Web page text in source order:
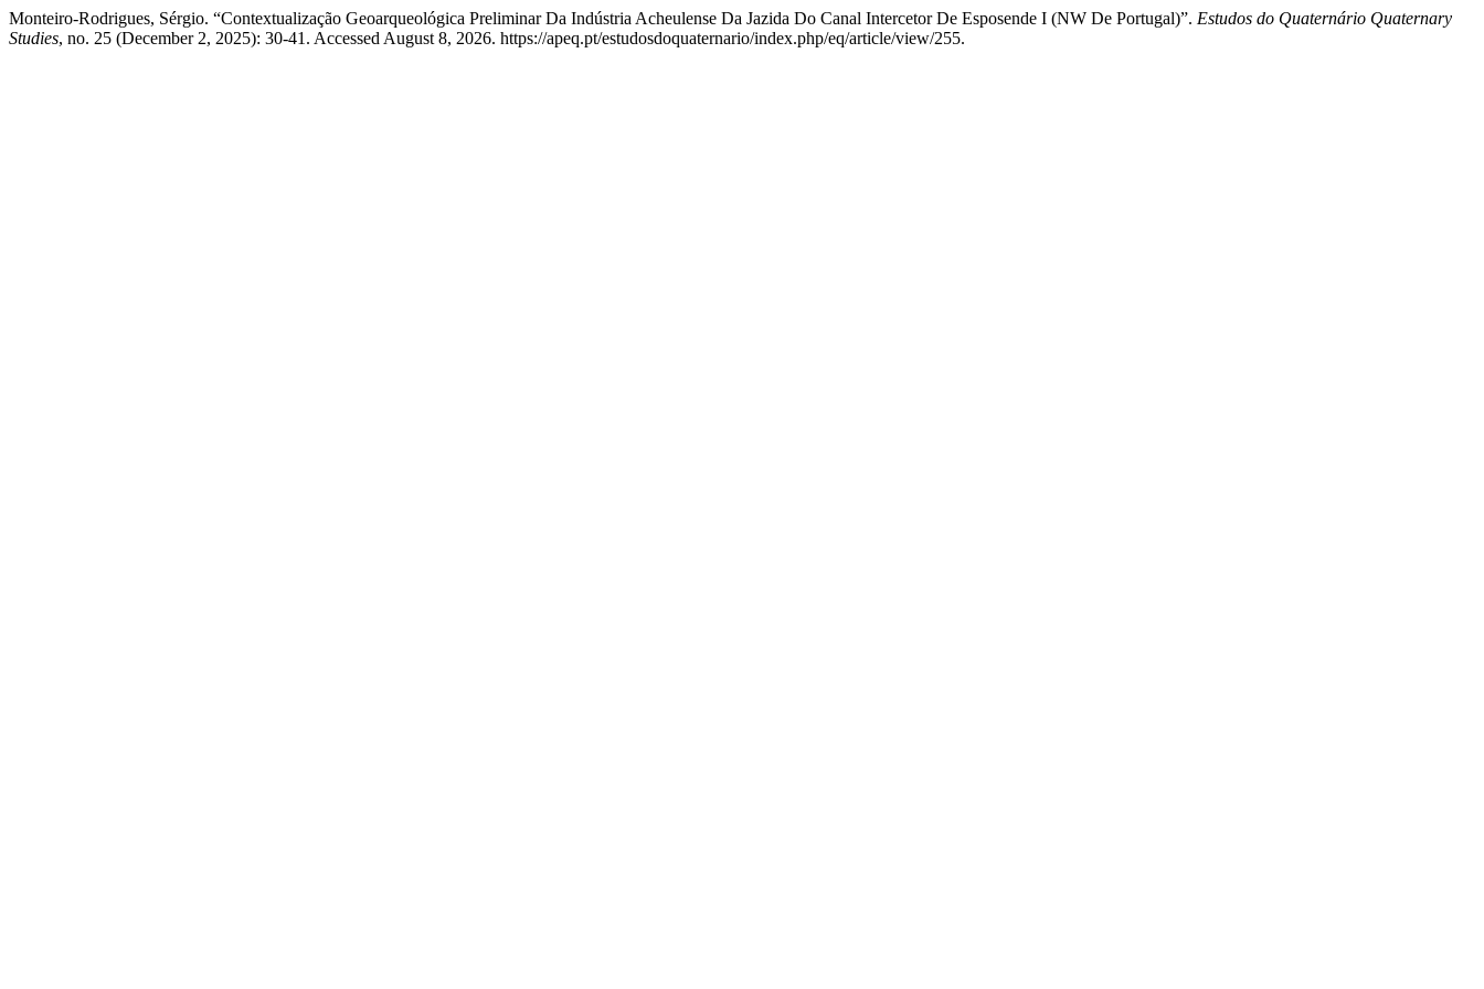
Monteiro-Rodrigues, Sérgio. “Contextualização Geoarqueológica Preliminar Da Indústria Acheulense Da Jazida Do Canal Intercetor De Esposende I (NW De Portugal)”. Estudos do Quaternário Quaternary
Studies, no. 25 (December 2, 2025): 30-41. Accessed August 8, 2026. https://apeq.pt/estudosdoquaternario/index.php/eq/article/view/255.